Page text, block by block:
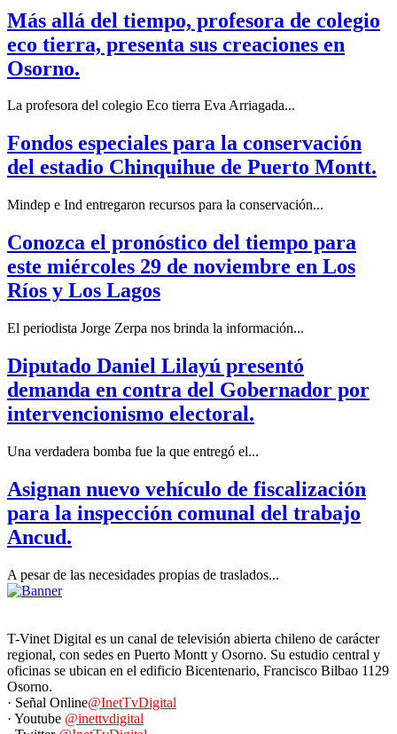
Más allá del tiempo, profesora de colegio
eco tierra, presenta sus creaciones en
Osorno.
La profesora del colegio Eco tierra Eva Arriagada...
Fondos especiales para la conservación
del estadio Chinquihue de Puerto Montt.
Mindep e Ind entregaron recursos para la conservación...
Conozca el pronóstico del tiempo para
este miércoles 29 de noviembre en Los
Ríos y Los Lagos
El periodista Jorge Zerpa nos brinda la información...
Diputado Daniel Lilayú presentó
demanda en contra del Gobernador por
intervencionismo electoral.
Una verdadera bomba fue la que entregó el...
Asignan nuevo vehículo de fiscalización
para la inspección comunal del trabajo
Ancud.
A pesar de las necesidades propias de traslados...
T-Vinet Digital es un canal de televisión abierta chileno de carácter
regional, con sedes en Puerto Montt y Osorno. Su estudio central y
oficinas se ubican en el edificio Bicentenario, Francisco Bilbao 1129
Osorno.
· Señal Online@InetTvDigital
· Youtube @inettvdigital